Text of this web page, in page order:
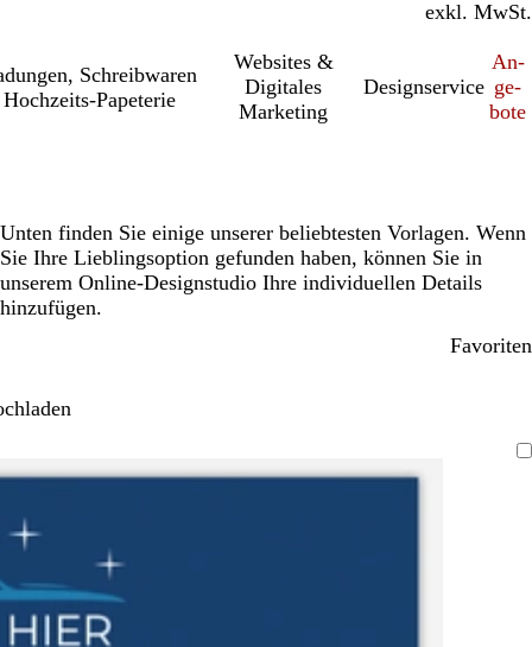
inkl. MwSt.
exkl. MwSt.
Schreib­wa­ren
Papeterie
Websites &
Digitales
Marketing
Designservice
An­­
ge­­
bo­­te
Unten finden Sie einige unserer beliebtesten Vorlagen. Wenn
Sie Ihre Lieblingsoption gefunden haben, können Sie in
unserem Online-Designstudio Ihre individuellen Details
hinzufügen.
Favoriten